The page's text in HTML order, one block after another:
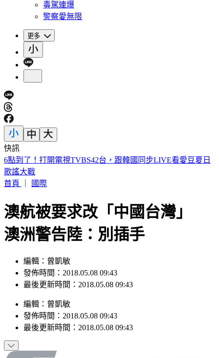
毒駕連爆
警察愛無限
更多
快訊
詐團下重本「先發薪」再收割 打工女領薪2個月反倒貼50萬
首頁｜ 國際
澳航被要求改「中國台灣」
澳洲警告陸：別插手
發佈時間：2018.05.08 09:43
最後更新時間：2018.05.08 09:43
發佈時間：2018.05.08 09:43
最後更新時間：2018.05.08 09:43